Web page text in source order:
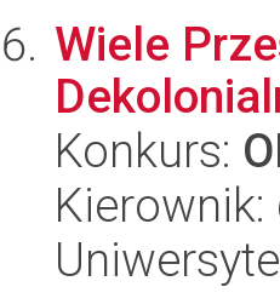
Wiele
Konkurs:
Kierownik: